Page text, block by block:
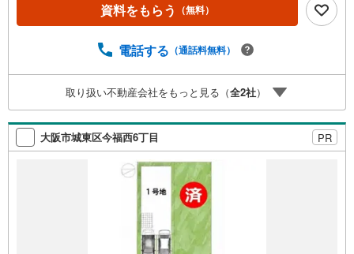
応致します！・営業時間:9:00～21:00上記の時間帯は、お
相談、承ります！■【無料送迎】「小さなお子さまをつれて
ご相談ください！営業スタッフがご自宅に伺って送迎致し
ます！【リフォーム相談】資格を持った専門スタッフがお
悩みに合わせてお話をうかがい、お客さまにぴったりの提
案を行います！■その他:物件相談、住宅ローン相談、ご質
問、気になること、何でもお気軽にご相談ください！
資料をもらう （無料）
電話する （通話料無料）
取り扱い不動産会社をもっと見る（全2社）
大阪市城東区今福西6丁目 PR